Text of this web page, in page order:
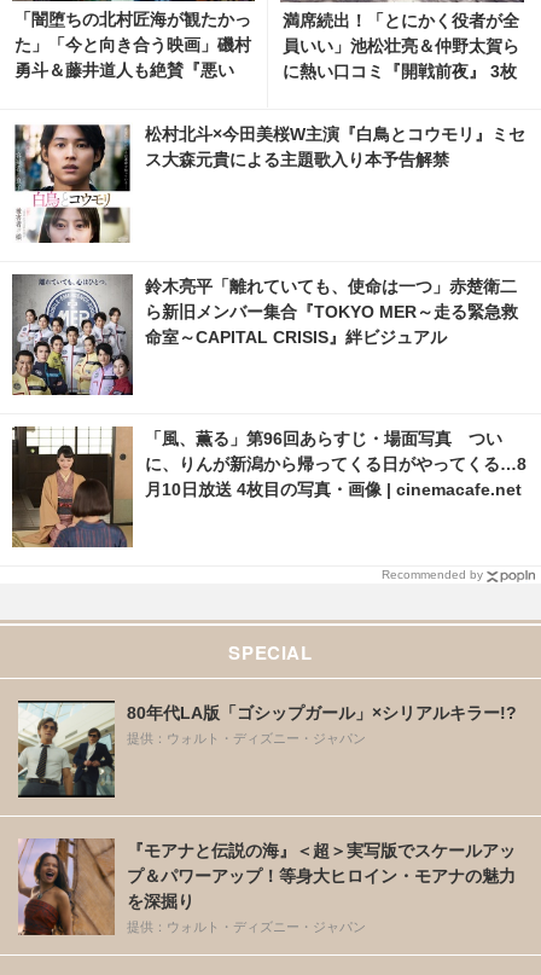
「闇堕ちの北村匠海が観たかっ
た」「今と向き合う映画」磯村
勇斗＆藤井道人も絶賛『悪い
満席続出！「とにかく役者が全
員いい」池松壮亮＆仲野太賀ら
に熱い口コミ『開戦前夜』 3枚
net
松村北斗×今田美桜W主演『白鳥とコウモリ』ミセ
ス大森元貴による主題歌入り本予告解禁
鈴木亮平「離れていても、使命は一つ」赤楚衛二
ら新旧メンバー集合『TOKYO MER～走る緊急救
命室～CAPITAL CRISIS』絆ビジュアル
「風、薫る」第96回あらすじ・場面写真 つい
に、りんが新潟から帰ってくる日がやってくる…8
月10日放送 4枚目の写真・画像 | cinemacafe.net
Recommended by
SPECIAL
80年代LA版「ゴシップガール」×シリアルキラー!?
提供：ウォルト・ディズニー・ジャパン
『モアナと伝説の海』＜超＞実写版でスケールアッ
プ＆パワーアップ！等身大ヒロイン・モアナの魅力
を深掘り
提供：ウォルト・ディズニー・ジャパン